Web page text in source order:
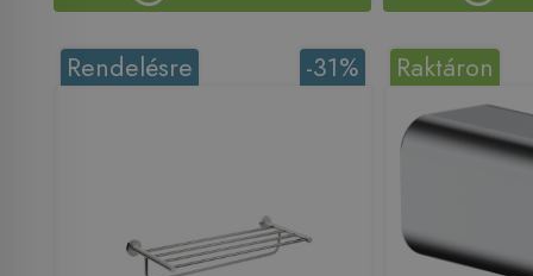
-31%
Rendelésre Raktáron